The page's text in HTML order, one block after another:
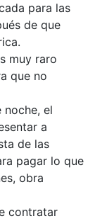
para las
de que
muy raro
que no
noche, el
a
de las
pagar lo que
obra
contratar